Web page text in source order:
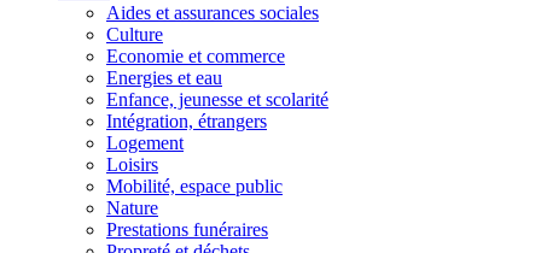
Aides et assurances sociales
Culture
Economie et commerce
Energies et eau
Enfance, jeunesse et scolarité
Intégration, étrangers
Logement
Loisirs
Mobilité, espace public
Nature
Prestations funéraires